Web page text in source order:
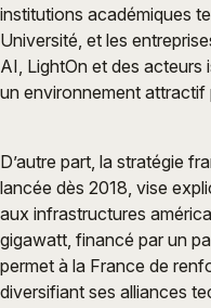
institutions académiques
Université, et les
AI, LightOn et des
un environnement attractif
D’autre part, la stratégie
lancée dès 2018, vise
aux infrastructures
gigawatt, financé par un
permet à la France de
diversifiant ses alliances